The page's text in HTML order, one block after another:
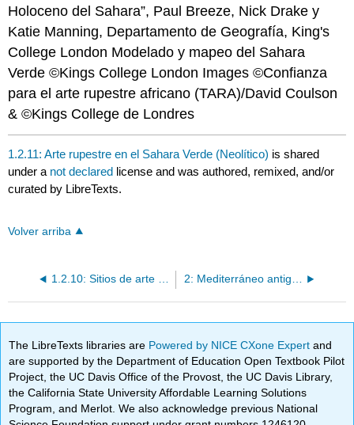
Holoceno del Sahara”, Paul Breeze, Nick Drake y
Katie Manning, Departamento de Geografía, King's
College London Modelado y mapeo del Sahara
Verde ©Kings College London Images ©Confianza
para el arte rupestre africano (TARA)/David Coulson
& ©Kings College de Londres
1.2.11: Arte rupestre en el Sahara Verde (Neolítico) is shared
under a not declared license and was authored, remixed, and/or
curated by LibreTexts.
Volver arriba
1.2.10: Sitios de arte rupestre de Tadrart Acacus (Libia) 2: Mediterráneo antiguo
The LibreTexts libraries are Powered by NICE CXone Expertand
are supported by the Department of Education Open Textbook Pilot
Project, the UC Davis Office of the Provost, the UC Davis Library,
the California State University Affordable Learning Solutions
Program, and Merlot. We also acknowledge previous National